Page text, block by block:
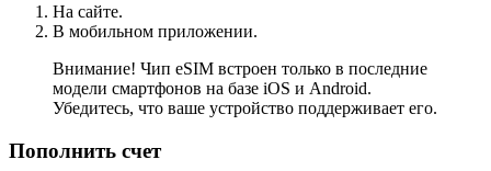
На сайте.
В мобильном приложении.
Внимание! Чип eSIM встроен только в последние
модели смартфонов на базе iOS и Android.
Убедитесь, что ваше устройство поддерживает его.
Пополнить счет